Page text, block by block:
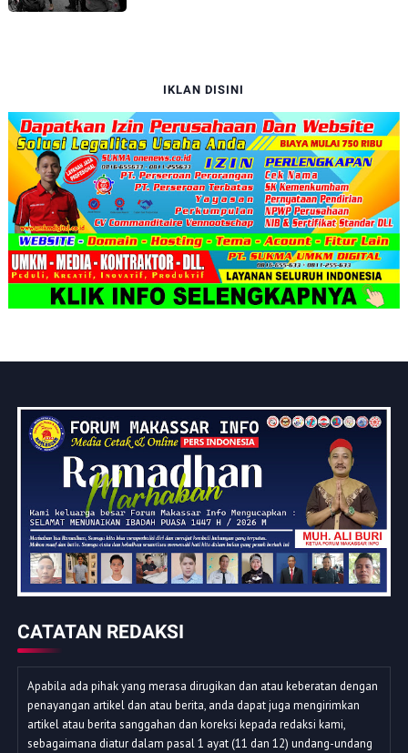
IKLAN DISINI
CATATAN REDAKSI
Apabila ada pihak yang merasa dirugikan dan atau keberatan dengan
penayangan artikel dan atau berita, anda dapat juga mengirimkan
artikel atau berita sanggahan dan koreksi kepada redaksi kami,
sebagaimana diatur dalam pasal 1 ayat (11 dan 12) undang-undang